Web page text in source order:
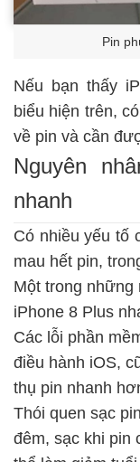
Pin
Nếu bạn thấy
biểu hiện trên,
về pin và cần
Nguyên
nhanh
Có nhiều yếu tố
mau hết pin,
Một trong những
iPhone 8 Plus
Các lỗi phần
điều hành iOS,
thụ pin nhanh
Thói quen sạc
đêm, sạc khi pin